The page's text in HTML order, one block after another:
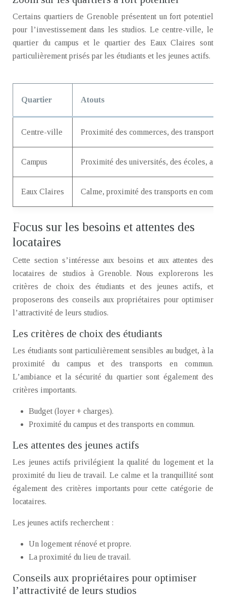
Certains quartiers de Grenoble présentent un fort potentiel
pour l’investissement dans les studios. Le centre-ville, le
quartier du campus et le quartier des Eaux Claires sont
particulièrement prisés par les étudiants et les jeunes actifs.
Quartier Atouts
Centre-ville Proximité des commerces, des transports
Campus Proximité des universités, des écoles,
Eaux Claires Calme, proximité des transports en commun
Focus sur les besoins et attentes des
locataires
Cette section s’intéresse aux besoins et aux attentes des
locataires de studios à Grenoble. Nous explorerons les
critères de choix des étudiants et des jeunes actifs, et
proposerons des conseils aux propriétaires pour optimiser
l’attractivité de leurs studios.
Les critères de choix des étudiants
Les étudiants sont particulièrement sensibles au budget, à la
proximité du campus et des transports en commun.
L’ambiance et la sécurité du quartier sont également des
critères importants.
Budget (loyer + charges).
Proximité du campus et des transports en commun.
Les attentes des jeunes actifs
Les jeunes actifs privilégient la qualité du logement et la
proximité du lieu de travail. Le calme et la tranquillité sont
également des critères importants pour cette catégorie de
locataires.
Les jeunes actifs recherchent :
Un logement rénové et propre.
La proximité du lieu de travail.
Conseils aux propriétaires pour optimiser
l’attractivité de leurs studios